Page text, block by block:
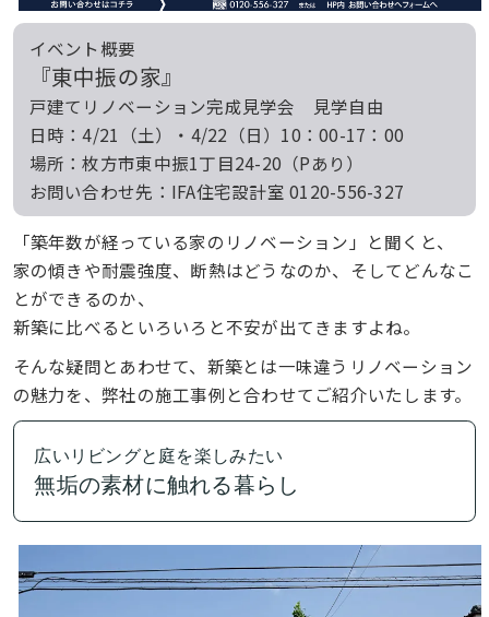
イベント概要
『東中振の家』
戸建てリノベーション完成見学会 見学自由
日時：4/21（土）・4/22（日）10：00-17：00
場所：枚方市東中振1丁目24-20（Pあり）
お問い合わせ先：IFA住宅設計室 0120-556-327
「築年数が経っている家のリノベーション」と聞くと、
家の傾きや耐震強度、断熱はどうなのか、そしてどんなこ
とができるのか、
新築に比べるといろいろと不安が出てきますよね。
そんな疑問とあわせて、新築とは一味違うリノベーション
の魅力を、弊社の施工事例と合わせてご紹介いたします。
広いリビングと庭を楽しみたい
無垢の素材に触れる暮らし